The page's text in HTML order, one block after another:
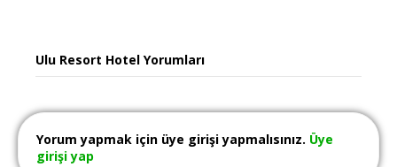
Ulu Resort Hotel Yorumları
Yorum yapmak için üye girişi yapmalısınız. Üye
girişi yap